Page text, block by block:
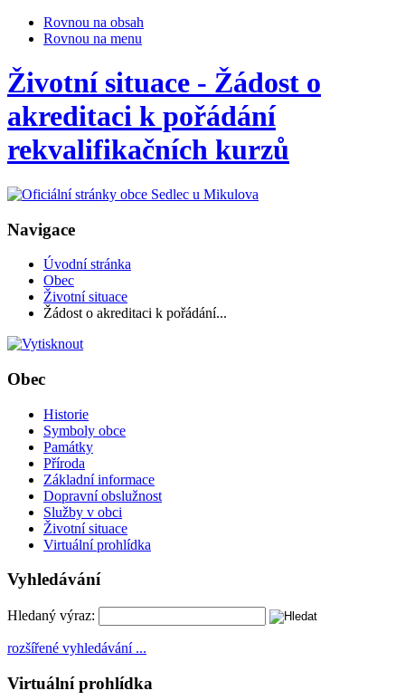
Rovnou na obsah
Rovnou na menu
Životní situace - Žádost o
akreditaci k pořádání
rekvalifikačních kurzů
Navigace
Úvodní stránka
Obec
Životní situace
Žádost o akreditaci k pořádání...
Obec
Historie
Symboly obce
Památky
Příroda
Základní informace
Dopravní obslužnost
Služby v obci
Životní situace
Virtuální prohlídka
Vyhledávání
Hledaný výraz:
rozšířené vyhledávání ...
Virtuální prohlídka